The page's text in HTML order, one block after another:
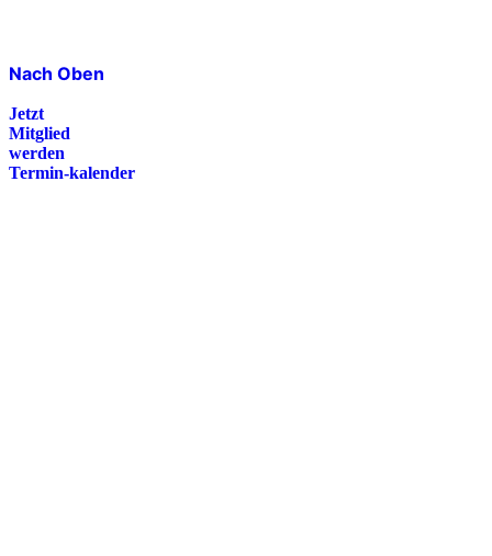
Nach Oben
Jetzt
Mitglied
werden
Termin-kalender